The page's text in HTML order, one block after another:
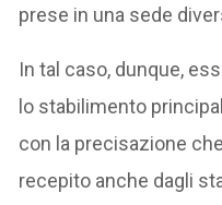
prese in una sede
In tal caso, dunque,
lo stabilimento
con la precisazione
recepito anche dagli